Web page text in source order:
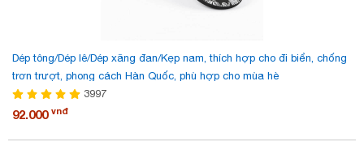
Dép tông/Dép lê/Dép xăng đan/Kẹp nam, thích hợp cho đi biển, chống
trơn trượt, phong cách Hàn Quốc, phù hợp cho mùa hè
3997
92.000 vnđ